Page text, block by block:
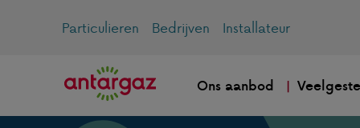
Particulieren Bedrijven Installateur
Ons aanbod